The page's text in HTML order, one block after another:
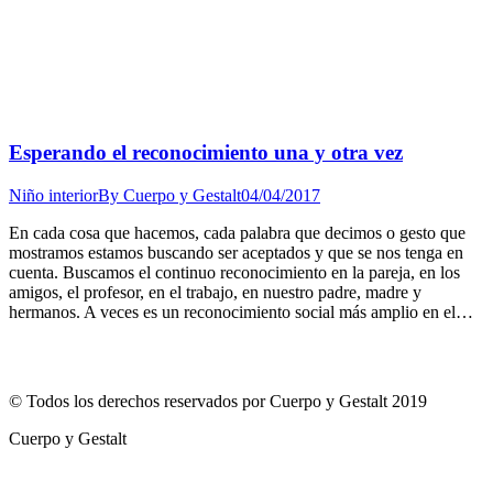
Esperando el reconocimiento una y otra vez
Niño interiorBy Cuerpo y Gestalt04/04/2017
En cada cosa que hacemos, cada palabra que decimos o gesto que
mostramos estamos buscando ser aceptados y que se nos tenga en
cuenta. Buscamos el continuo reconocimiento en la pareja, en los
amigos, el profesor, en el trabajo, en nuestro padre, madre y
hermanos. A veces es un reconocimiento social más amplio en el…
© Todos los derechos reservados por Cuerpo y Gestalt 2019
Cuerpo y Gestalt